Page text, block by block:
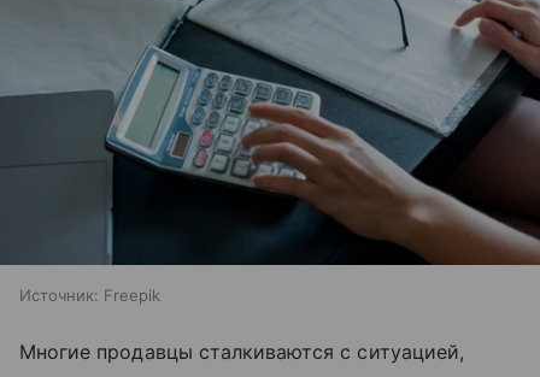
Источник: Freepik
Многие продавцы сталкиваются с ситуацией,